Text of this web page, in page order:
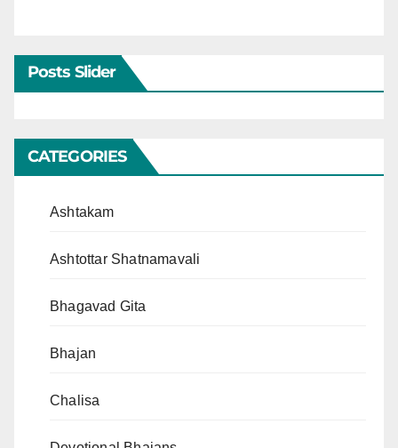
Posts Slider
CATEGORIES
Ashtakam
Ashtottar Shatnamavali
Bhagavad Gita
Bhajan
Chalisa